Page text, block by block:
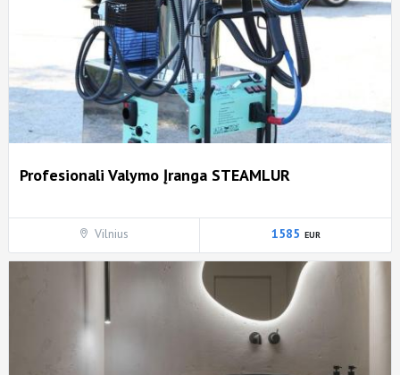
Profesionali Valymo Įranga STEAMLUR
Vilnius 1585